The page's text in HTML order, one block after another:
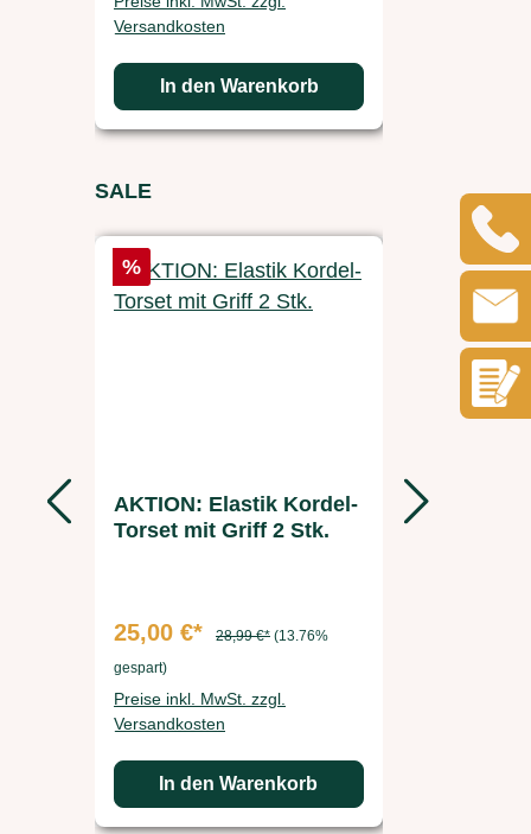
Versandkosten
In den Warenkorb
Produktgalerie überspringen
SALE
Rabatt
%
AKTION: Elastik Kordel-
Torset mit Griff 2 Stk.
25,00 €* 28,99 €* (13.76%
gespart)
Preise inkl. MwSt. zzgl.
Versandkosten
In den Warenkorb
Rabatt
%